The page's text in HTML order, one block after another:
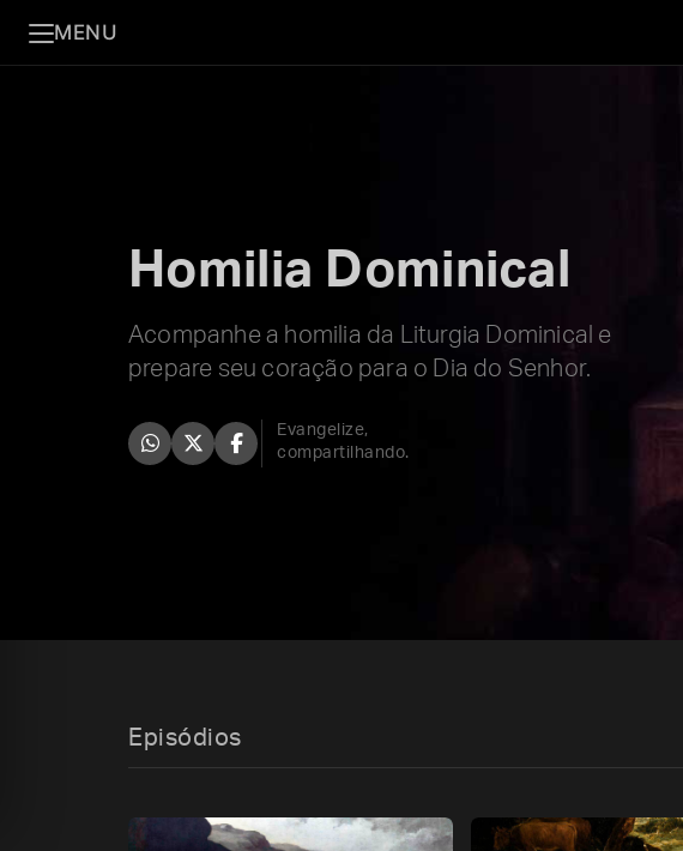
MENU
Homilia Dominical
Acompanhe a homilia da Liturgia Dominical e
prepare seu coração para o Dia do Senhor.
Evangelize,
compartilhando.
Episódios